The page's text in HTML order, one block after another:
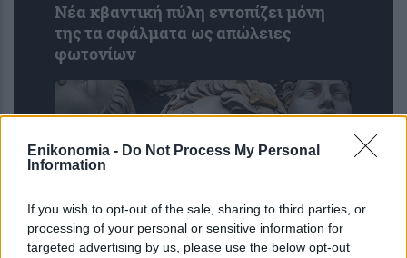
Enikonomia - Do Not Process My Personal
Information
If you wish to opt-out of the sale, sharing to third parties, or
processing of your personal or sensitive information for
targeted advertising by us, please use the below opt-out
Νέα κβαντική πύλη εντοπίζει μόνη
της τα σφάλματα ως απώλειες
φωτονίων